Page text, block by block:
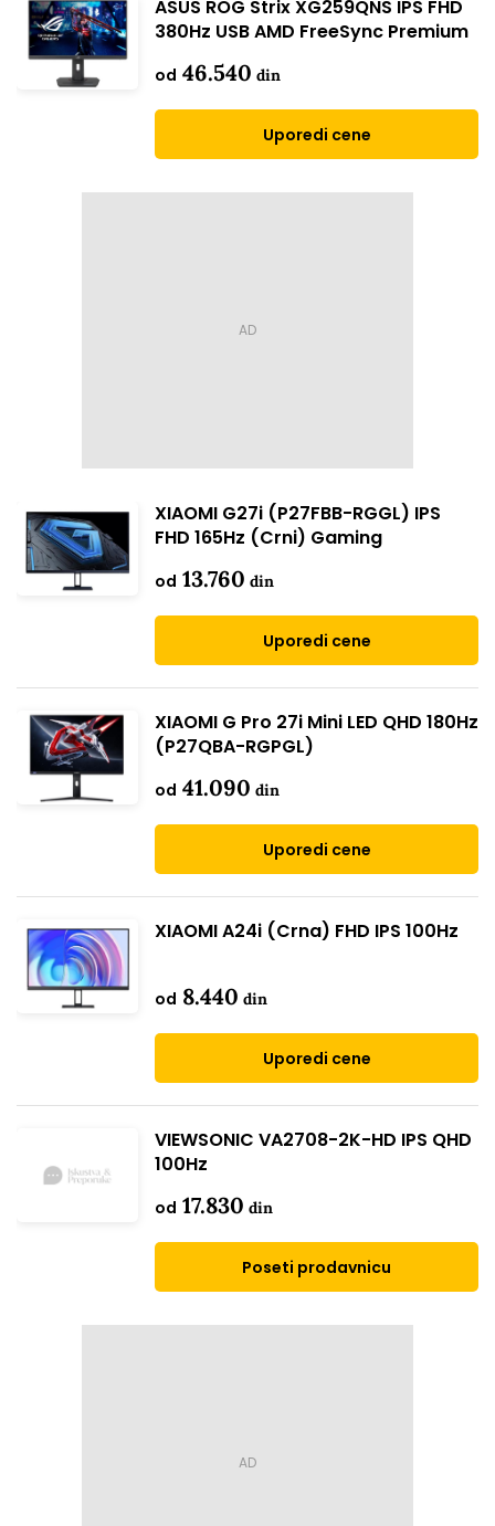
ASUS ROG Strix XG259QNS IPS FHD
380Hz USB AMD FreeSync Premium
od 46.540 din
Uporedi cene
XIAOMI G27i (P27FBB-RGGL) IPS
FHD 165Hz (Crni) Gaming
od 13.760 din
Uporedi cene
XIAOMI G Pro 27i Mini LED QHD 180Hz
(P27QBA-RGPGL)
od 41.090 din
Uporedi cene
XIAOMI A24i (Crna) FHD IPS 100Hz
od 8.440 din
Uporedi cene
VIEWSONIC VA2708-2K-HD IPS QHD
100Hz
od 17.830 din
Poseti prodavnicu